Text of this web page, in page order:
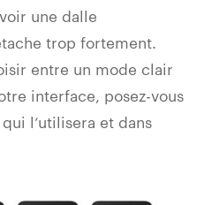
une dalle
trop fortement.
entre un mode clair
interface, posez-vous
l‘utilisera et dans